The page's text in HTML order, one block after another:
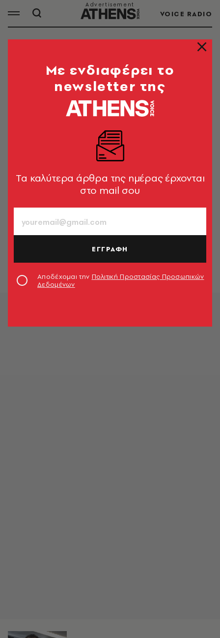
VOICE RADIO
ΕΠΙΣΤΟΛΕΣ
ΟΛΑ ΤΑ ΑΡΘΡΑ ΤΟΥ TAG
ΕΛΛΑΔΑ
Τζέφερσον στην Athens Review of
Books
ΕΛΛΑΔΑ
Γυναικολόγοι απέτρεπαν εγκύους να
κάνουν το εμβόλιο - Καταγγελίες
Newsroom
Mε ενδιαφέρει το
newsletter της
Tα καλύτερα άρθρα της ημέρας έρχονται
στο mail σου
ΕΓΓΡΑΦΗ
Αποδέχομαι την Πολιτική Προστασίας Προσωπικών
Δεδομένων